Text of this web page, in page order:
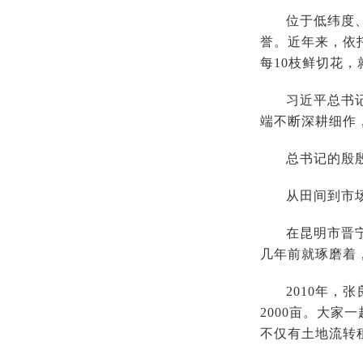
位于低纬度
誉。近年来，依
每10枝鲜切花，
习近平总书
端不断深耕细作
总书记的殷
从田间到市
在昆明市晋
几年前就琢磨着
2010年，张
2000亩。大家
不仅有土地流转